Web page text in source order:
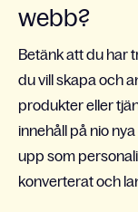
webb?
Betänk att du har
du vill skapa och
produkter eller
innehåll på nio
upp som
konverterat och